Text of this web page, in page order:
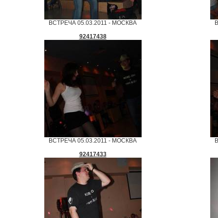
ВСТРЕЧА 05.03.2011 - МОСКВА
92417438
ВСТРЕЧА 05.03.2011 - МОСКВА
92417433